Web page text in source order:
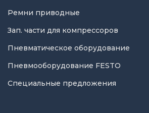
Ремни приводные
Зап. части для компрессоров
Пневматическое оборудование
Пневмооборудование FESTO
Специальные предложения